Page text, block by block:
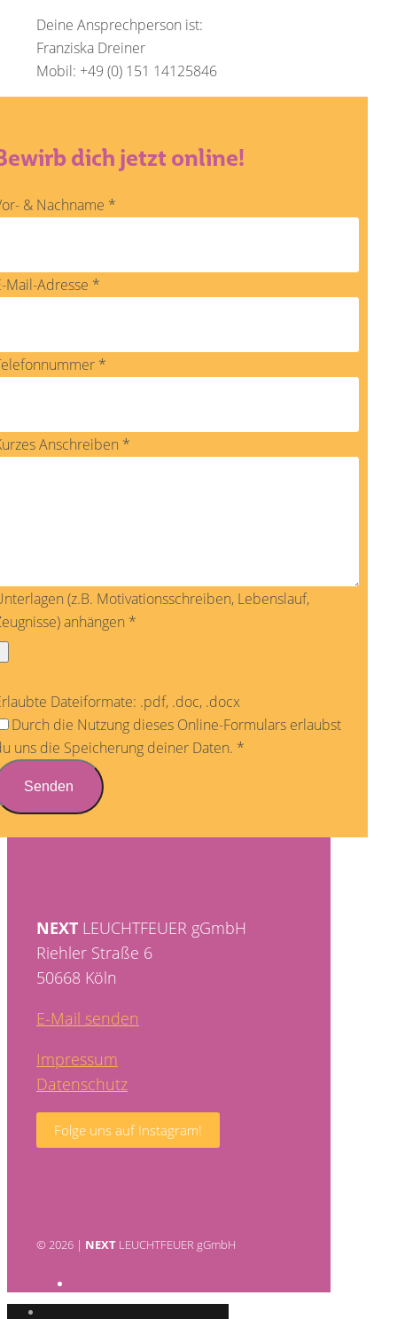
Deine Ansprechperson ist:
Franziska Dreiner
Mobil: +49 (0) 151 14125846
dich jetzt online!
& Nachname *
Mail-Adresse *
*
Anschreiben *
(z.B. Motivationsschreiben, Lebenslauf,
anhängen *
Dateiformate: .pdf, .doc, .docx
Durch die Nutzung dieses Online-Formulars erlaubst
uns die Speicherung deiner Daten. *
NEXT LEUCHTFEUER gGmbH
Riehler Straße 6
50668 Köln
E-Mail senden
Impressum
Datenschutz
Folge uns auf Instagram!
© 2026 | NEXT LEUCHTFEUER gGmbH